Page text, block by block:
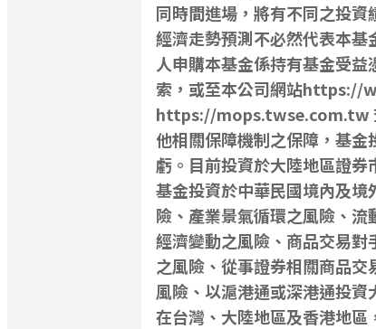
同時間進場，將有不同之投
經濟走勢預測不必然代表本
人申購本基金係持有基金受
索，或至本公司網站
https://mops.twse.com.tw
他相關保障機制之保障，基
虧。目前投資於大陸地區證
基金投資於中華民國境內及
險、產業景氣循環之風險、流
經濟變動之風險、商品交易
之風險、從事證券相關商品
風險、以滬港通或深港通投
在台灣、大陸地區及香港地